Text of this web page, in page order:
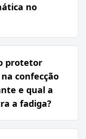
no
protetor
confecção
e qual a
a fadiga?